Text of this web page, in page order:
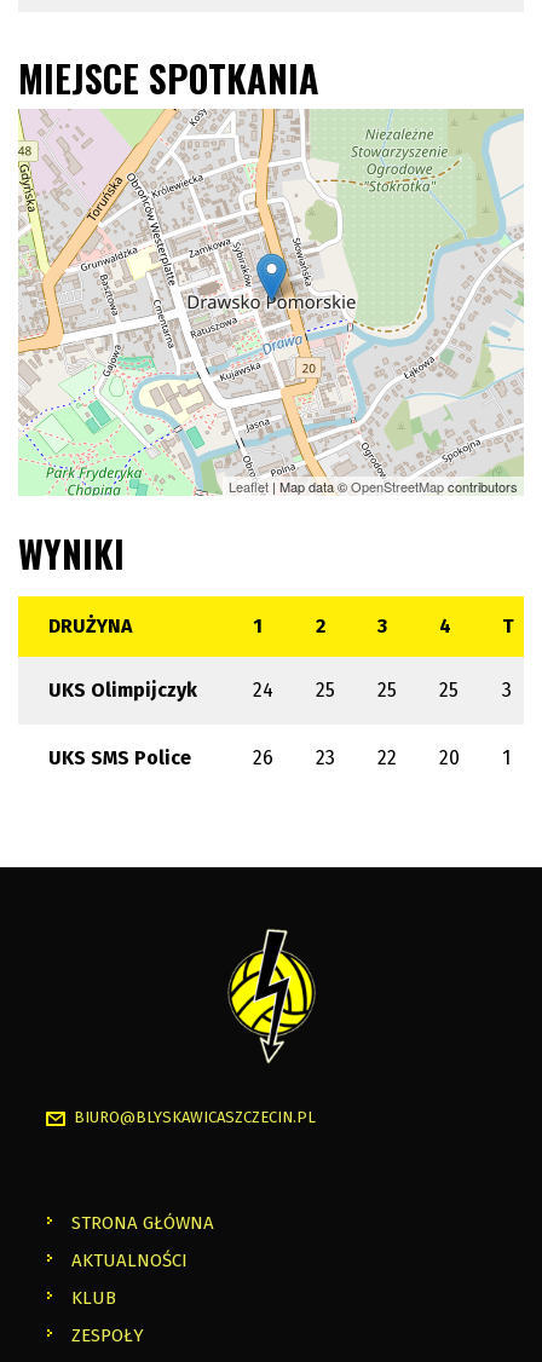
MIEJSCE SPOTKANIA
Leaflet | Map data ©OpenStreetMapcontributors
WYNIKI
DRUŻYNA 1 2 3 4 T
UKS Olimpijczyk 24 25 25 25 3
UKS SMS Police 26 23 22 20 1
BIURO@BLYSKAWICASZCZECIN.PL
STRONA GŁÓWNA
AKTUALNOŚCI
KLUB
ZESPOŁY